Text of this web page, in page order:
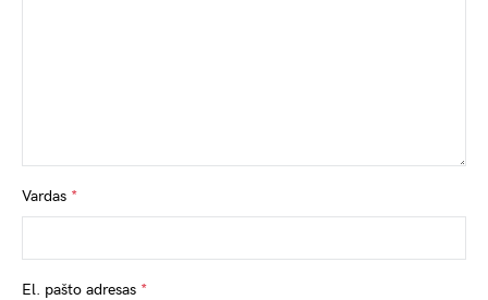
Vardas *
El. pašto adresas *